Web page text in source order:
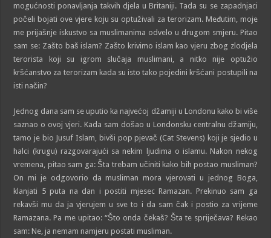
mogućnosti ponavljanja takvih djela u Britaniji. Tada su se zapadnjaci
počeli bojati ove vjere koju su optuživali za terorizam. Međutim, moje
me prijašnje iskustvo sa muslimanima odvelo u drugom smjeru. Pitao
sam se: Zašto baš islam? Zašto krivimo islam kao vjeru zbog zlodjela
terorista koji su igrom slučaja muslimani, a nitko nije optužio
kršćanstvo za terorizam kada su isto tako pojedini kršćani postupili na
isti način?
Jednog dana sam se uputio ka najvećoj džamiji u Londonu kako bi više
saznao o ovoj vjeri. Kada sam došao u Londonsku centralnu džamiju,
tamo je bio Jusuf Islam, bivši pop pjevač (Cat Stevens) koji je sjedio u
halci (krugu) razgovarajući sa nekim ljudima o islamu. Nakon nekog
vremena, pitao sam ga: Šta trebam učiniti kako bih postao musliman?
On mi je odgovorio da musliman mora vjerovati u jednog Boga,
klanjati 5 puta na dan i postiti mjesec Ramazan. Prekinuo sam ga
rekavši mu da ja vjerujem u sve to i da sam čak i postio za vrijeme
Ramazana. Pa me upitao: “Što onda čekaš? Šta te spriječava? Rekao
sam: Ne, ja nemam namjeru postati musliman.